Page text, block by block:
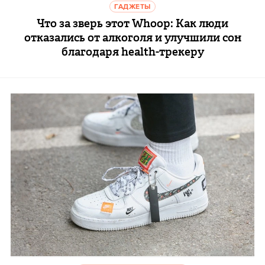
ГАДЖЕТЫ
Что за зверь этот Whoop: Как люди
отказались от алкоголя и улучшили сон
благодаря health-трекеру